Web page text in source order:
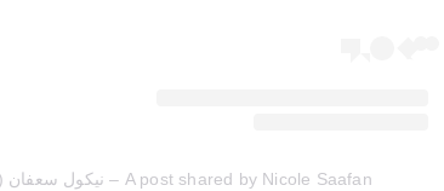
A post shared by Nicole Saafan – نيكول سعفان (@nicole.saafan)